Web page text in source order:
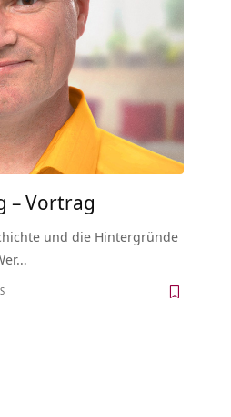
– Vortrag
und die Hintergründe